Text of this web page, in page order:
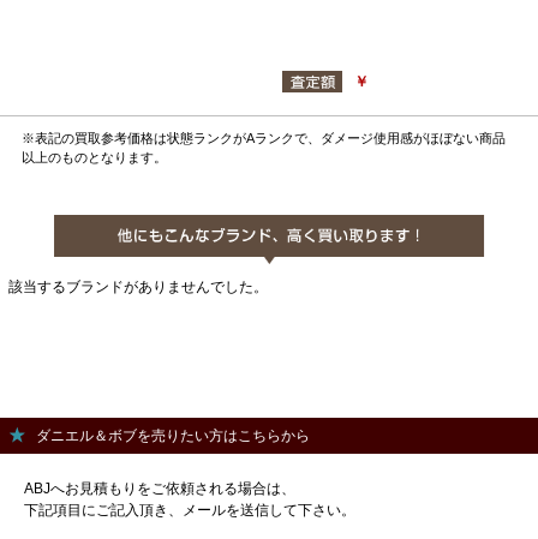
￥
※表記の買取参考価格は状態ランクがAランクで、ダメージ使用感がほぼない商品
以上のものとなります。
該当するブランドがありませんでした。
ダニエル＆ボブを売りたい方はこちらから
ABJへお見積もりをご依頼される場合は、
下記項目にご記入頂き、メールを送信して下さい。